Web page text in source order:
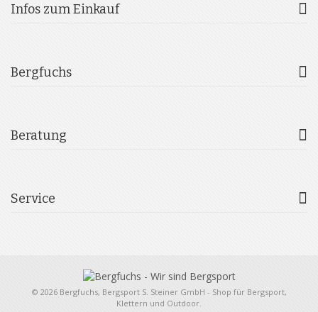
Infos zum Einkauf
Bergfuchs
Beratung
Service
© 2026 Bergfuchs, Bergsport S. Steiner GmbH - Shop für Bergsport,
Klettern und Outdoor.